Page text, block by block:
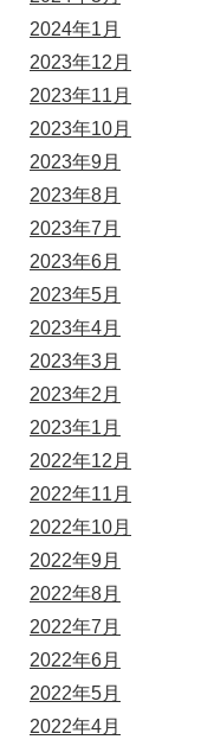
2024年1月
2023年12月
2023年11月
2023年10月
2023年9月
2023年8月
2023年7月
2023年6月
2023年5月
2023年4月
2023年3月
2023年2月
2023年1月
2022年12月
2022年11月
2022年10月
2022年9月
2022年8月
2022年7月
2022年6月
2022年5月
2022年4月